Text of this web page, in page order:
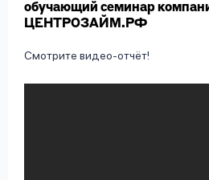
обучающий семинар
ЦЕНТРОЗАЙМ.РФ
Смотрите видео-отчёт!
Оформить заявку
Ответы
на